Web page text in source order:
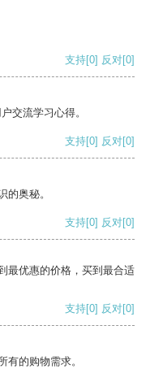
支持[0] 反对[0]
交流学习心得。
支持[0] 反对[0]
的奥秘。
支持[0] 反对[0]
最优惠的价格，买到最合适
支持[0] 反对[0]
有的购物需求。